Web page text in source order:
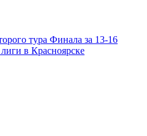
тура Финала за 13-16
в Красноярске